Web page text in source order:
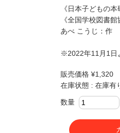
《日本子どもの本
《全国学校図書館
あべ こうじ：作
※2022年11月1日
販売価格 ¥1,320
在庫状態 : 在庫有
数量